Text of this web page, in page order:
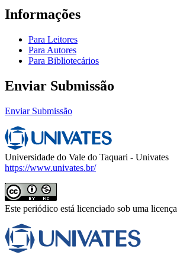
Informações
Para Leitores
Para Autores
Para Bibliotecários
Enviar Submissão
Enviar Submissão
Universidade do Vale do Taquari - Univates
https://www.univates.br/
Este periódico está licenciado sob uma licença